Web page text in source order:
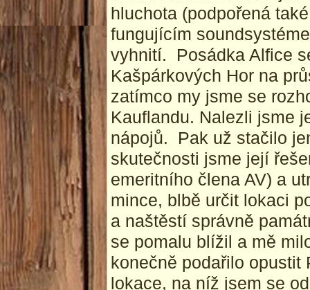
hluchota (podpořená
fungujícím
vyhnití. Posádka Alfice
Kašpárkových Hor na
zatímco my jsme se
Kauflandu. Nalezli jsme
nápojů. Pak už stačilo
skutečnosti jsme její
emeritního člena AV) a
mince, blbě určit lokaci
a naštěstí správně
se pomalu blížil a mě
konečně podařilo opustit
lokace, na níž jsem se